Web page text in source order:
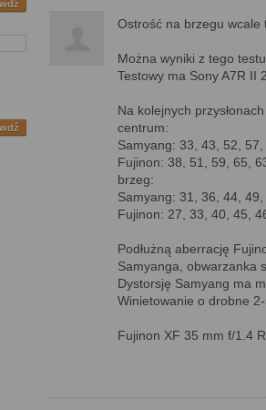
Ostrość na brzegu wcale
Można wyniki z tego
Testowy ma Sony A7R II
Na kolejnych
centrum:
Samyang: 33, 43, 52,
Fujinon: 38, 51, 59, 65,
brzeg:
Samyang: 31, 36, 44,
Fujinon: 27, 33, 40, 45,
Podłużną aberrację
Samyanga, obwarzanka
Dystorsję Samyang ma
Winietowanie o drobne
Fujinon XF 35 mm f/1.4